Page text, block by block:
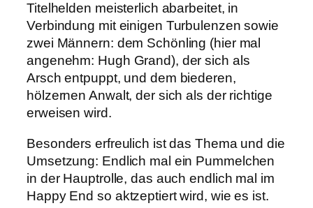
Titelhelden meisterlich abarbeitet, in
Verbindung mit einigen Turbulenzen sowie
zwei Männern: dem Schönling (hier mal
angenehm: Hugh Grand), der sich als
Arsch entpuppt, und dem biederen,
hölzernen Anwalt, der sich als der richtige
erweisen wird.
Besonders erfreulich ist das Thema und die
Umsetzung: Endlich mal ein Pummelchen
in der Hauptrolle, das auch endlich mal im
Happy End so aktzeptiert wird, wie es ist.